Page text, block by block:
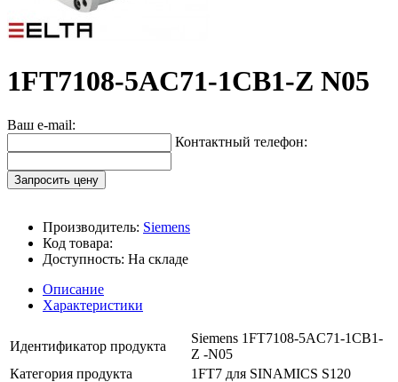
1FT7108-5AC71-1CB1-Z N05
Ваш e-mail:
Контактный телефон:
Запросить цену
Производитель: Siemens
Код товара:
Доступность: На складе
Описание
Характеристики
Идентификатор продукта
Siemens 1FT7108-5AC71-1CB1-
Z -N05
Категория продукта
1FT7 для SINAMICS S120